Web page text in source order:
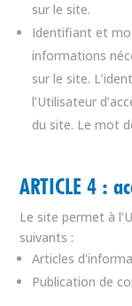
sur le site.
Identifiant et mot
informations
sur le site.
l’Utilisateur
du site. Le mot
ARTICLE 4 :
Le site permet à
suivants :
Articles
Publication de